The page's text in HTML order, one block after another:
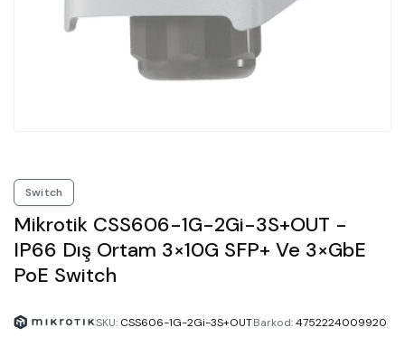
Switch
Mikrotik CSS606-1G-2Gi-3S+OUT -
IP66 Dış Ortam 3×10G SFP+ Ve 3×GbE
PoE Switch
SKU: CSS606-1G-2Gi-3S+OUTBarkod:4752224009920